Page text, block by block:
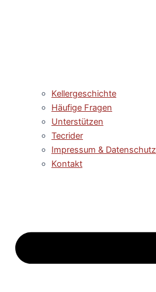
Kellergeschichte
Häufige Fragen
Unterstützen
Tecrider
Impressum & Datenschutz
Kontakt